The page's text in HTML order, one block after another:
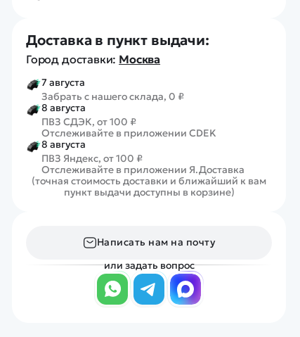
Доставка в пункт выдачи:
Город доставки: Москва
7 августа
Забрать с нашего склада, 0 ₽
8 августа
ПВЗ СДЭК, от 100 ₽
Отслеживайте в приложении CDEK
8 августа
ПВЗ Яндекс, от 100 ₽
Отслеживайте в приложении Я.Доставка
(точная стоимость доставки и ближайший к вам
пункт выдачи доступны в корзине)
Написать нам на почту
или задать вопрос